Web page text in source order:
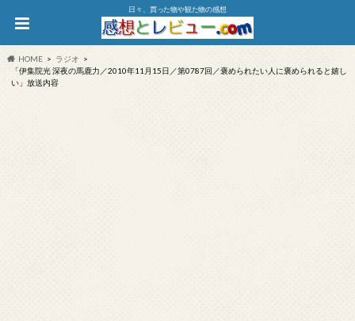
日々、買った物や観た物の感想
HOME
ラジオ
「伊集院光 深夜の馬鹿力／2010年11月15日／第0787回／褒められたい人に褒められると嬉し
い」放送内容